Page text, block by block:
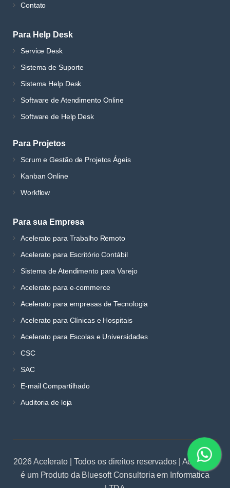
Contato
Para Help Desk
Service Desk
Sistema de Suporte
Sistema Help Desk
Software de Atendimento Online
Software de Help Desk
Para Projetos
Scrum e Gestão de Projetos Ágeis
Kanban Online
Workflow
Para sua Empresa
Acelerato para Trabalho Remoto
Acelerato para Escritório Contábil
Sistema de Atendimento para Varejo
Acelerato para e-commerce
Acelerato para empresas de Tecnologia
Acelerato para Clínicas e Hospitais
Acelerato para Escolas e Universidades
CSC
SAC
E-mail Compartilhado
Auditoria de loja
2026 Acelerato | Todos os direitos reservados | Acelerato
é um Produto da Bluesoft Consultoria em Informatica